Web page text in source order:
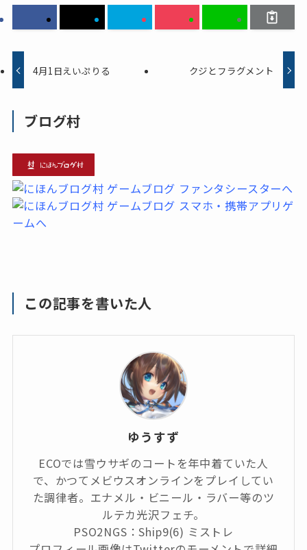
4月1日えいぷりる クジとフラグメント
ブログ村
この記事を書いた人
ゆうすず
ECOでは雪ウサギのコートを年中着ていた人
で、かつてメビウスオンラインをプレイしてい
た調律者。エナメル・ビニール・ラバー等のツ
ルテカ光沢フェチ。
PSO2NGS：Ship9(6) ミストレ